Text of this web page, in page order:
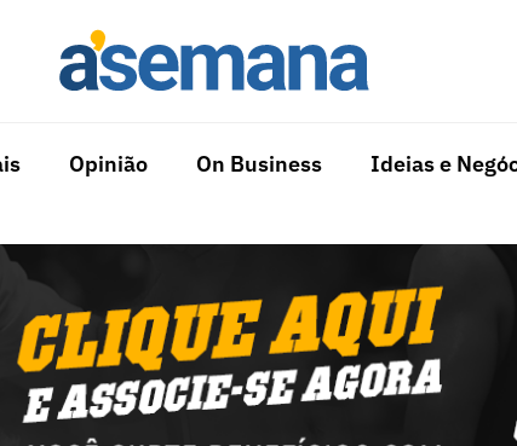
Opinião On Business Ideias e